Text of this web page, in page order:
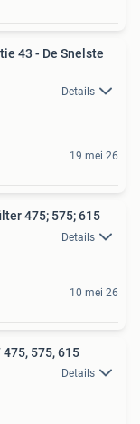
43 - De Snelste
Details
19 mei 26
475; 575; 615
Details
10 mei 26
575, 615
Details